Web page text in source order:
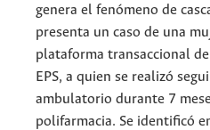
genera el fenómeno de
presenta un caso de una
plataforma transaccional
EPS, a quien se realizó
ambulatorio durante 7
polifarmacia. Se identificó